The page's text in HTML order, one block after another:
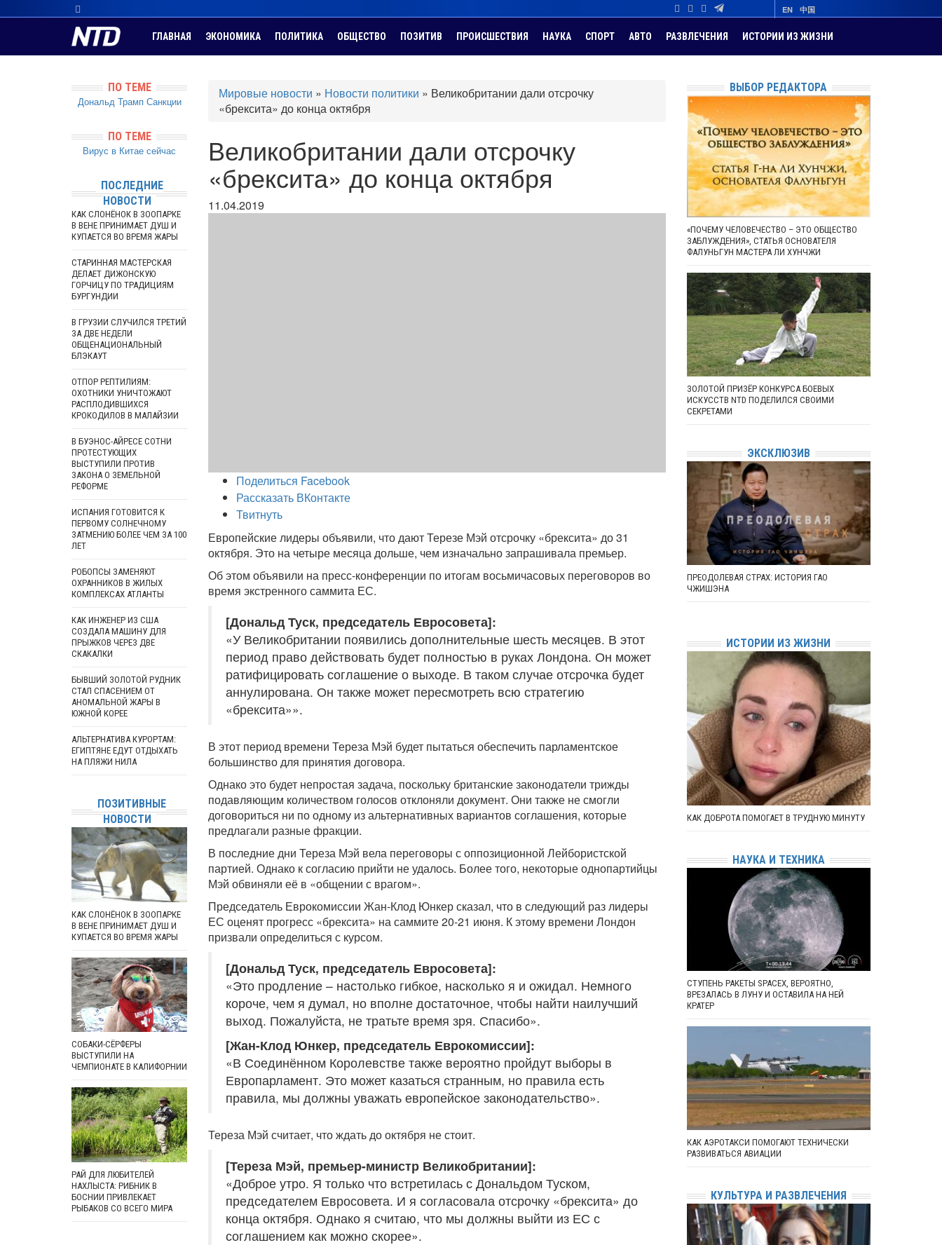
EN 中国
ГЛАВНАЯ ЭКОНОМИКА ПОЛИТИКА ОБЩЕСТВО ПОЗИТИВ ПРОИСШЕСТВИЯ НАУКА СПОРТ АВТО РАЗВЛЕЧЕНИЯ ИСТОРИИ ИЗ ЖИЗНИ
Мировые новости » Новости политики » Великобритании дали отсрочку
«брексита» до конца октября
Великобритании дали отсрочку
«брексита» до конца октября
11.04.2019
Поделиться Facebook
Рассказать ВКонтакте
Твитнуть
Европейские лидеры объявили, что дают Терезе Мэй отсрочку «брексита» до 31
октября. Это на четыре месяца дольше, чем изначально запрашивала премьер.
Об этом объявили на пресс-конференции по итогам восьмичасовых переговоров во
время экстренного саммита ЕС.
[Дональд Туск, председатель Евросовета]:
«У Великобритании появились дополнительные шесть месяцев. В этот
период право действовать будет полностью в руках Лондона. Он может
ратифицировать соглашение о выходе. В таком случае отсрочка будет
аннулирована. Он также может пересмотреть всю стратегию
«брексита»».
В этот период времени Тереза Мэй будет пытаться обеспечить парламентское
большинство для принятия договора.
Однако это будет непростая задача, поскольку британские законодатели трижды
подавляющим количеством голосов отклоняли документ. Они также не смогли
договориться ни по одному из альтернативных вариантов соглашения, которые
предлагали разные фракции.
В последние дни Тереза Мэй вела переговоры с оппозиционной Лейбористской
партией. Однако к согласию прийти не удалось. Более того, некоторые однопартийцы
Мэй обвиняли её в «общении с врагом».
Председатель Еврокомиссии Жан-Клод Юнкер сказал, что в следующий раз лидеры
ЕС оценят прогресс «брексита» на саммите 20-21 июня. К этому времени Лондон
призвали определиться с курсом.
[Дональд Туск, председатель Евросовета]:
«Это продление – настолько гибкое, насколько я и ожидал. Немного
короче, чем я думал, но вполне достаточное, чтобы найти наилучший
выход. Пожалуйста, не тратьте время зря. Спасибо».
[Жан-Клод Юнкер, председатель Еврокомиссии]:
«В Соединённом Королевстве также вероятно пройдут выборы в
Европарламент. Это может казаться странным, но правила есть
правила, мы должны уважать европейское законодательство».
Тереза Мэй считает, что ждать до октября не стоит.
[Тереза Мэй, премьер-министр Великобритании]:
«Доброе утро. Я только что встретилась с Дональдом Туском,
председателем Евросовета. И я согласовала отсрочку «брексита» до
конца октября. Однако я считаю, что мы должны выйти из ЕС с
соглашением как можно скорее».
ПО ТЕМЕ
Дональд Трамп Санкции
ПО ТЕМЕ
Вирус в Китае сейчас
ПОСЛЕДНИЕ
НОВОСТИ
КАК СЛОНЁНОК В ЗООПАРКЕ
В ВЕНЕ ПРИНИМАЕТ ДУШ И
КУПАЕТСЯ ВО ВРЕМЯ ЖАРЫ
СТАРИННАЯ МАСТЕРСКАЯ
ДЕЛАЕТ ДИЖОНСКУЮ
ГОРЧИЦУ ПО ТРАДИЦИЯМ
БУРГУНДИИ
В ГРУЗИИ СЛУЧИЛСЯ ТРЕТИЙ
ЗА ДВЕ НЕДЕЛИ
ОБЩЕНАЦИОНАЛЬНЫЙ
БЛЭКАУТ
ОТПОР РЕПТИЛИЯМ:
ОХОТНИКИ УНИЧТОЖАЮТ
РАСПЛОДИВШИХСЯ
КРОКОДИЛОВ В МАЛАЙЗИИ
В БУЭНОС-АЙРЕСЕ СОТНИ
ПРОТЕСТУЮЩИХ
ВЫСТУПИЛИ ПРОТИВ
ЗАКОНА О ЗЕМЕЛЬНОЙ
РЕФОРМЕ
ИСПАНИЯ ГОТОВИТСЯ К
ПЕРВОМУ СОЛНЕЧНОМУ
ЗАТМЕНИЮ БОЛЕЕ ЧЕМ ЗА 100
ЛЕТ
РОБОПСЫ ЗАМЕНЯЮТ
ОХРАННИКОВ В ЖИЛЫХ
КОМПЛЕКСАХ АТЛАНТЫ
КАК ИНЖЕНЕР ИЗ США
СОЗДАЛА МАШИНУ ДЛЯ
ПРЫЖКОВ ЧЕРЕЗ ДВЕ
СКАКАЛКИ
БЫВШИЙ ЗОЛОТОЙ РУДНИК
СТАЛ СПАСЕНИЕМ ОТ
АНОМАЛЬНОЙ ЖАРЫ В
ЮЖНОЙ КОРЕЕ
АЛЬТЕРНАТИВА КУРОРТАМ:
ЕГИПТЯНЕ ЕДУТ ОТДЫХАТЬ
НА ПЛЯЖИ НИЛА
ПОЗИТИВНЫЕ
НОВОСТИ
КАК СЛОНЁНОК В ЗООПАРКЕ
В ВЕНЕ ПРИНИМАЕТ ДУШ И
КУПАЕТСЯ ВО ВРЕМЯ ЖАРЫ
СОБАКИ-СЁРФЕРЫ
ВЫСТУПИЛИ НА
ЧЕМПИОНАТЕ В КАЛИФОРНИИ
РАЙ ДЛЯ ЛЮБИТЕЛЕЙ
НАХЛЫСТА: РИБНИК В
БОСНИИ ПРИВЛЕКАЕТ
РЫБАКОВ СО ВСЕГО МИРА
ВЫБОР РЕДАКТОРА
«ПОЧЕМУ ЧЕЛОВЕЧЕСТВО – ЭТО ОБЩЕСТВО
ЗАБЛУЖДЕНИЯ», СТАТЬЯ ОСНОВАТЕЛЯ
ФАЛУНЬГУН МАСТЕРА ЛИ ХУНЧЖИ
ЗОЛОТОЙ ПРИЗЁР КОНКУРСА БОЕВЫХ
ИСКУССТВ NTD ПОДЕЛИЛСЯ СВОИМИ
СЕКРЕТАМИ
ЭКСКЛЮЗИВ
ПРЕОДОЛЕВАЯ СТРАХ: ИСТОРИЯ ГАО
ЧЖИШЭНА
ИСТОРИИ ИЗ ЖИЗНИ
КАК ДОБРОТА ПОМОГАЕТ В ТРУДНУЮ МИНУТУ
НАУКА И ТЕХНИКА
СТУПЕНЬ РАКЕТЫ SPACEX, ВЕРОЯТНО,
ВРЕЗАЛАСЬ В ЛУНУ И ОСТАВИЛА НА НЕЙ
КРАТЕР
КАК АЭРОТАКСИ ПОМОГАЮТ ТЕХНИЧЕСКИ
РАЗВИВАТЬСЯ АВИАЦИИ
КУЛЬТУРА И РАЗВЛЕЧЕНИЯ